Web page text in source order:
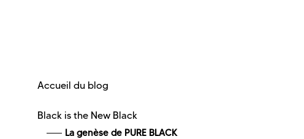
Accueil du blog
Black is the New Black
La genèse de PURE BLACK